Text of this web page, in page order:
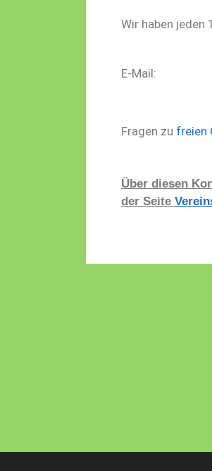
Wir haben
E-Mail:
Fragen zu freien
Über diesen
der Seite